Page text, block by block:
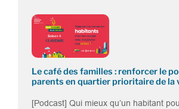
Le café des familles : renforcer le
parents en quartier prioritaire de la
[Podcast] Qui mieux qu’un habitant